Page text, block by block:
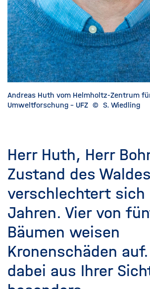
Andreas Huth vom Helmholtz-Zentrum
Umweltforschung - UFZ © S. Wiedling
Herr Huth, Herr
Zustand des Waldes
verschlechtert
Jahren. Vier von
Bäumen weisen
Kronenschäden
dabei aus Ihrer